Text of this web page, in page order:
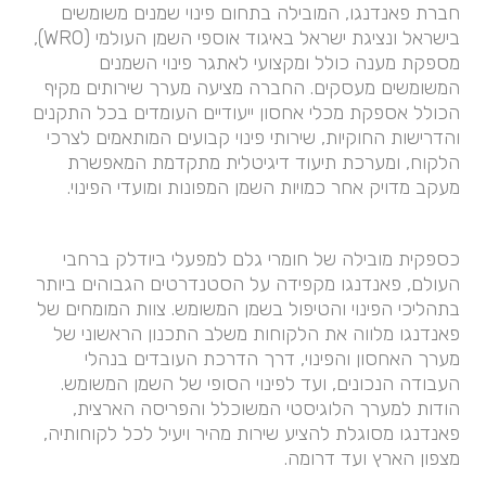
חברת פאנדנגו, המובילה בתחום פינוי שמנים משומשים
בישראל ונציגת ישראל באיגוד אוספי השמן העולמי (WRO),
מספקת מענה כולל ומקצועי לאתגר פינוי השמנים
המשומשים מעסקים. החברה מציעה מערך שירותים מקיף
הכולל אספקת מכלי אחסון ייעודיים העומדים בכל התקנים
והדרישות החוקיות, שירותי פינוי קבועים המותאמים לצרכי
הלקוח, ומערכת תיעוד דיגיטלית מתקדמת המאפשרת
מעקב מדויק אחר כמויות השמן המפונות ומועדי הפינוי.
כספקית מובילה של חומרי גלם למפעלי ביודלק ברחבי
העולם, פאנדנגו מקפידה על הסטנדרטים הגבוהים ביותר
בתהליכי הפינוי והטיפול בשמן המשומש. צוות המומחים של
פאנדנגו מלווה את הלקוחות משלב התכנון הראשוני של
מערך האחסון והפינוי, דרך הדרכת העובדים בנהלי
העבודה הנכונים, ועד לפינוי הסופי של השמן המשומש.
הודות למערך הלוגיסטי המשוכלל והפריסה הארצית,
פאנדנגו מסוגלת להציע שירות מהיר ויעיל לכל לקוחותיה,
מצפון הארץ ועד דרומה.